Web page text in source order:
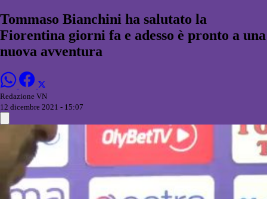
Tommaso Bianchini ha salutato la
Fiorentina giorni fa e adesso è pronto a una
nuova avventura
Redazione VN
12 dicembre 2021 - 15:07